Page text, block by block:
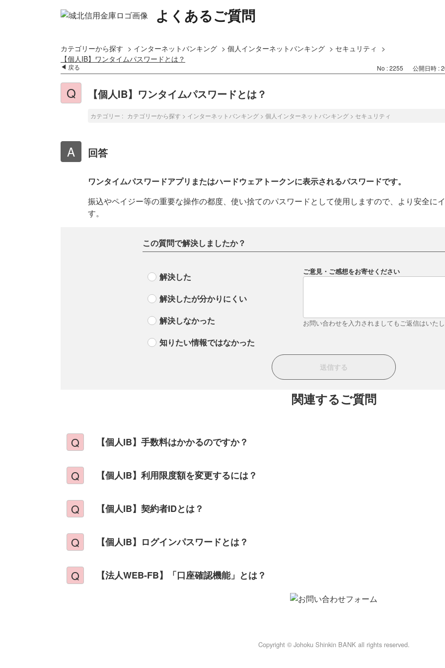
よくあるご質問
カテゴリーから探す > インターネットバンキング > 個人インターネットバンキング > セキュリティ
>
【個人IB】ワンタイムパスワードとは？
戻る No : 2255 公開日時 :
【個人IB】ワンタイムパスワードとは？
カテゴリー : カテゴリーから探す > インターネットバンキング > 個人インターネットバンキング > セキュリティ
回答
ワンタイムパスワードアプリまたはハードウェアトークンに表示されるパスワードです。
振込やペイジー等の重要な操作の都度、使い捨てのパスワードとして使用しますので、より安全に
す。
この質問で解決しましたか？
解決した
解決したが分かりにくい
解決しなかった
知りたい情報ではなかった
ご意見・ご感想をお寄せください
お問い合わせを入力されましてもご返信はいた
関連するご質問
【個人IB】手数料はかかるのですか？
【個人IB】利用限度額を変更するには？
【個人IB】契約者IDとは？
【個人IB】ログインパスワードとは？
【法人WEB-FB】「口座確認機能」とは？
Copyright © Johoku Shinkin BANK all rights reserved.